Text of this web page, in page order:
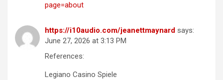
page=about
https://i10audio.com/jeanettmaynard says:
June 27, 2026 at 3:13 PM
References:
Legiano Casino Spiele